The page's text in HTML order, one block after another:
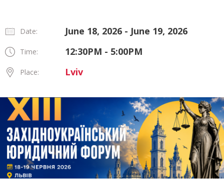
Date: June 18, 2026 - June 19, 2026
Time: 12:30PM - 5:00PM
Place: Lviv